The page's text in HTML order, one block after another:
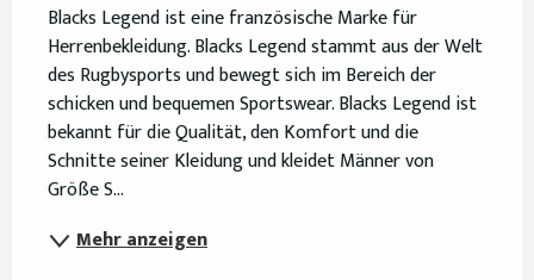
Blacks Legend ist eine französische Marke für
Herrenbekleidung. Blacks Legend stammt aus der Welt
des Rugbysports und bewegt sich im Bereich der
schicken und bequemen Sportswear. Blacks Legend ist
bekannt für die Qualität, den Komfort und die
Schnitte seiner Kleidung und kleidet Männer von
Größe S...
Mehr anzeigen